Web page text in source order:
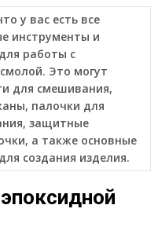
у вас есть все
инструменты и
работы с
Это могут
для смешивания,
палочки для
защитные
а также основные
создания изделия.